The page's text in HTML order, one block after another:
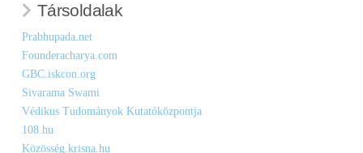
Társoldalak
Prabhupada.net
Founderacharya.com
GBC.iskcon.org
Sivarama Swami
Védikus Tudományok Kutatóközpontja
108.hu
Közösség.krisna.hu